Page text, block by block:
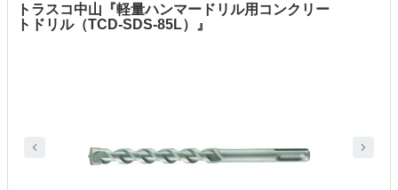
トラスコ中山『軽量ハンマードリル用コンクリー
トドリル（TCD-SDS-85L）』